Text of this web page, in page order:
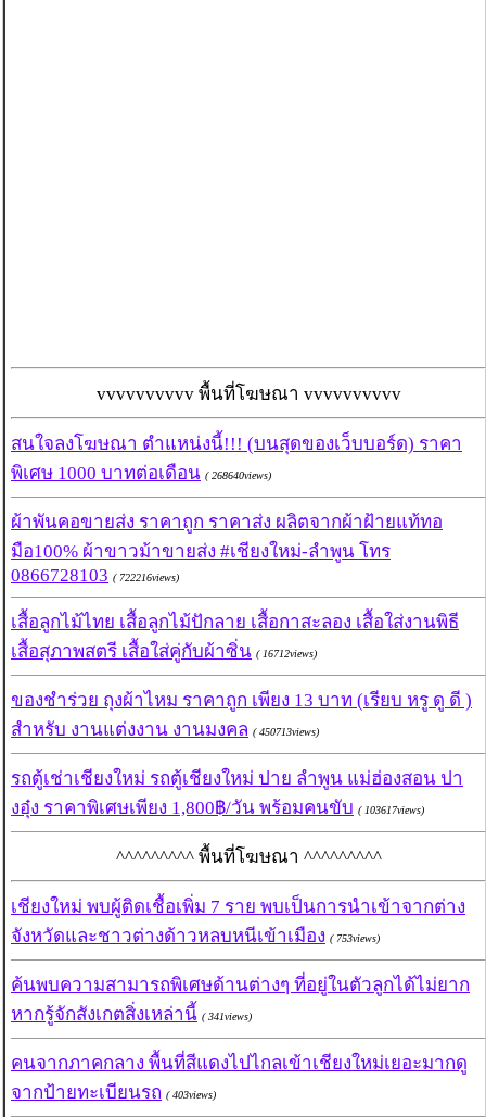
vvvvvvvvvv พื้นที่โฆษณา vvvvvvvvvv
สนใจลงโฆษณา ตำแหน่งนี้!!! (บนสุดของเว็บบอร์ด) ราคา
พิเศษ 1000 บาทต่อเดือน ( 268640views)
ผ้าพันคอขายส่ง ราคาถูก ราคาส่ง ผลิตจากผ้าฝ้ายแท้ทอ
มือ100% ผ้าขาวม้าขายส่ง #เชียงใหม่-ลำพูน โทร
0866728103 ( 722216views)
เสื้อลูกไม้ไทย เสื้อลูกไม้ปักลาย เสื้อกาสะลอง เสื้อใส่งานพิธี
เสื้อสุภาพสตรี เสื้อใส่คู่กับผ้าซิ่น ( 16712views)
ของชำร่วย ถุงผ้าไหม ราคาถูก เพียง 13 บาท (เรียบ หรู ดู ดี )
สำหรับ งานแต่งงาน งานมงคล ( 450713views)
รถตู้เช่าเชียงใหม่ รถตู้เชียงใหม่ ปาย ลำพูน แม่ฮ่องสอน ปา
งอุ๋ง ราคาพิเศษเพียง 1,800฿/วัน พร้อมคนขับ ( 103617views)
^^^^^^^^^ พื้นที่โฆษณา ^^^^^^^^^
เชียงใหม่ พบผู้ติดเชื้อเพิ่ม 7 ราย พบเป็นการนำเข้าจากต่าง
จังหวัดและชาวต่างด้าวหลบหนีเข้าเมือง ( 753views)
ค้นพบความสามารถพิเศษด้านต่างๆ ที่อยู่ในตัวลูกได้ไม่ยาก
หากรู้จักสังเกตสิ่งเหล่านี้ ( 341views)
คนจากภาคกลาง พื้นที่สีแดงไปไกลเข้าเชียงใหม่เยอะมากดู
จากป้ายทะเบียนรถ ( 403views)